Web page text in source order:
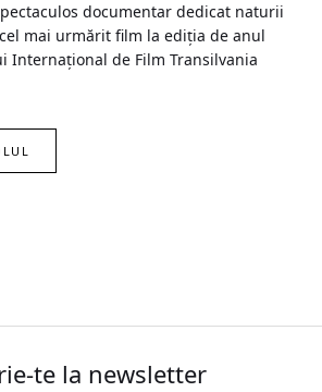
documentar dedicat naturii
mai urmărit film la ediția de anul
Internațional de Film Transilvania
te la newsletter